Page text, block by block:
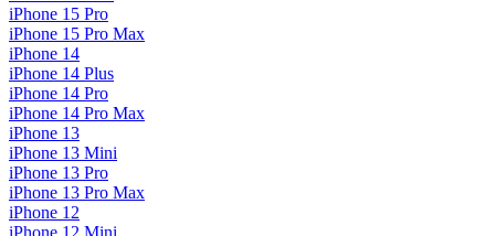
iPhone 15 Pro
iPhone 15 Pro Max
iPhone 14
iPhone 14 Plus
iPhone 14 Pro
iPhone 14 Pro Max
iPhone 13
iPhone 13 Mini
iPhone 13 Pro
iPhone 13 Pro Max
iPhone 12
iPhone 12 Mini